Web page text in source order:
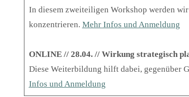
In diesem zweiteiligen Workshop werden
konzentrieren. Mehr Infos und Anmeldung
ONLINE // 28.04. // Wirkung strategisch
Diese Weiterbildung hilft dabei, gegenüber
Infos und Anmeldung